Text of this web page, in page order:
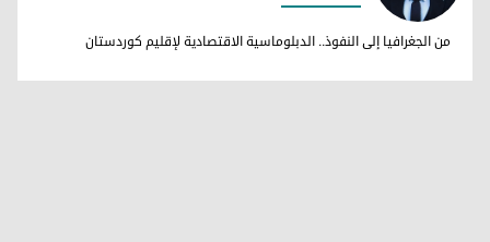
هيفيدار شعبان
من الجغرافيا إلى النفوذ.. الدبلوماسية الاقتصادية لإقليم كوردستان